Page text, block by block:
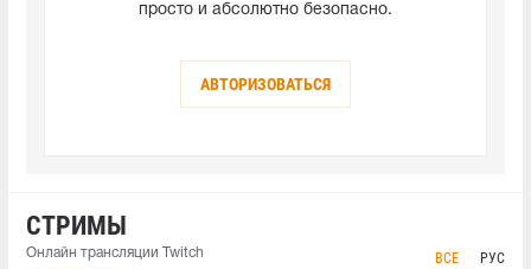
просто и абсолютно безопасно.
АВТОРИЗОВАТЬСЯ
СТРИМЫ
Онлайн трансляции Twitch ВСЕ РУС